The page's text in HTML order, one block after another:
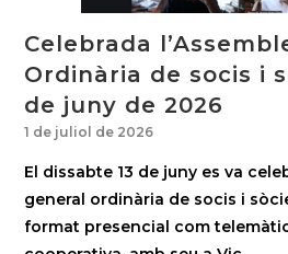
Celebrada
Ordinària de socis i
de juny de 2026
1 de juliol de 2026
El dissabte 13 de juny es va
general ordinària de socis i
format presencial com